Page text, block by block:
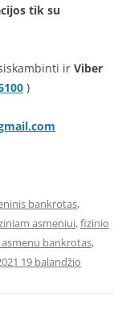
tik su
ir Viber
)
bankrotas,
asmeniui,fizinio
bankrotas,
19 balandžio